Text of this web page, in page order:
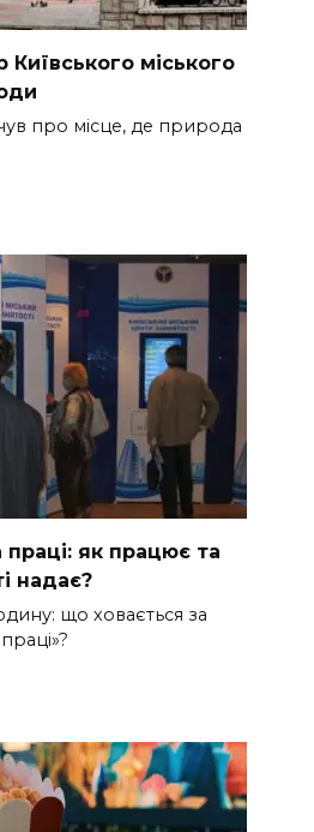
Київського міського
про місце, де природа
як працює та
надає?
що ховається за